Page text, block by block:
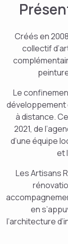
Créés en
collectif
Le
développement
à distance.
2021, de
d’une équipe
et
Les Artisans
en
l’architecture